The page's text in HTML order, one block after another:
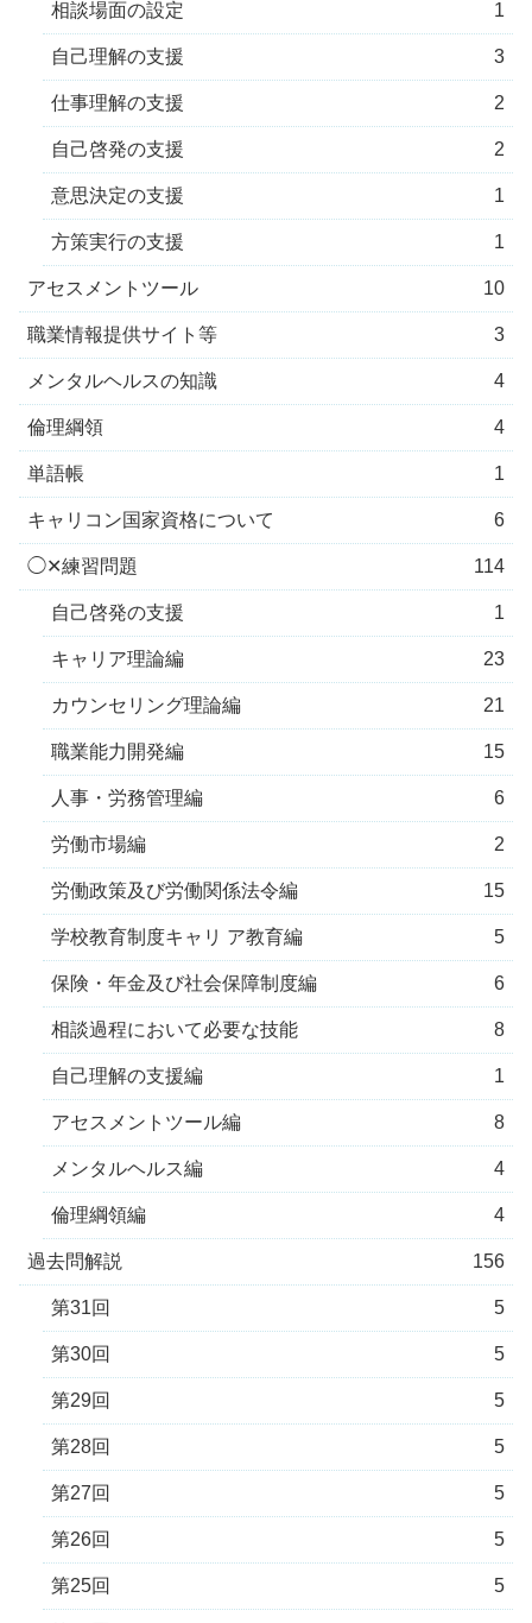
相談場面の設定 1
自己理解の支援 3
仕事理解の支援 2
自己啓発の支援 2
意思決定の支援 1
方策実行の支援 1
アセスメントツール 10
職業情報提供サイト等 3
メンタルヘルスの知識 4
倫理綱領 4
単語帳 1
キャリコン国家資格について 6
◯✕練習問題 114
自己啓発の支援 1
キャリア理論編 23
カウンセリング理論編 21
職業能力開発編 15
人事・労務管理編 6
労働市場編 2
労働政策及び労働関係法令編 15
学校教育制度キャリ ア教育編 5
保険・年金及び社会保障制度編 6
相談過程において必要な技能 8
自己理解の支援編 1
アセスメントツール編 8
メンタルヘルス編 4
倫理綱領編 4
過去問解説 156
第31回 5
第30回 5
第29回 5
第28回 5
第27回 5
第26回 5
第25回 5